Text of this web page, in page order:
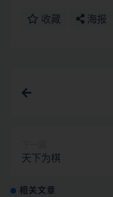
收藏 海报
天下为棋
相关文章